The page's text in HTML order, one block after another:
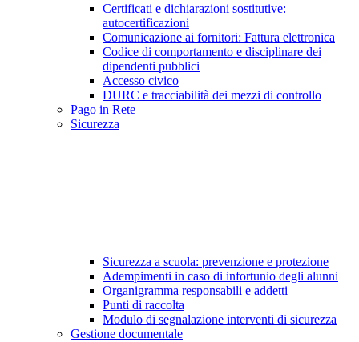
Certificati e dichiarazioni sostitutive:
autocertificazioni
Comunicazione ai fornitori: Fattura elettronica
Codice di comportamento e disciplinare dei
dipendenti pubblici
Accesso civico
DURC e tracciabilità dei mezzi di controllo
Pago in Rete
Sicurezza
Sicurezza a scuola: prevenzione e protezione
Adempimenti in caso di infortunio degli alunni
Organigramma responsabili e addetti
Punti di raccolta
Modulo di segnalazione interventi di sicurezza
Gestione documentale